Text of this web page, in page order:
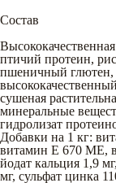
Состав
птичий протеин,
пшеничный глютен,
сушеная
минеральные
гидролизат
Добавки на 1 кг:
витамин Е 670 МЕ,
йодат кальция 1,9
мг, сульфат цинка